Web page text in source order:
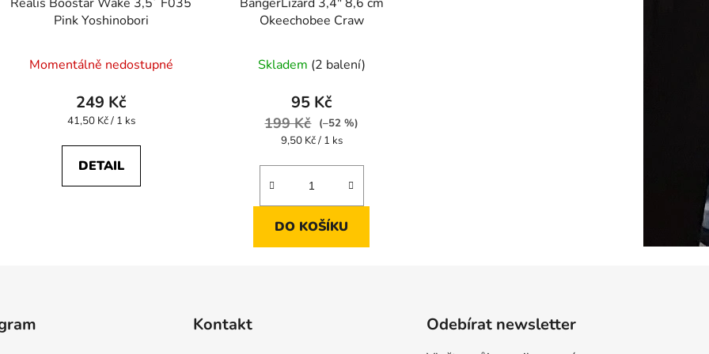
Pink Yoshinobori
Momentálně nedostupné
249 Kč
Měrná
41,50 Kč / 1 ks
DETAIL
Okeechobee Craw
Skladem (2 balení)
95 Kč
199 Kč (–52 %)
Měrná
9,50 Kč / 1 ks
DO KOŠÍKU
Kontakt Odebírat newsletter